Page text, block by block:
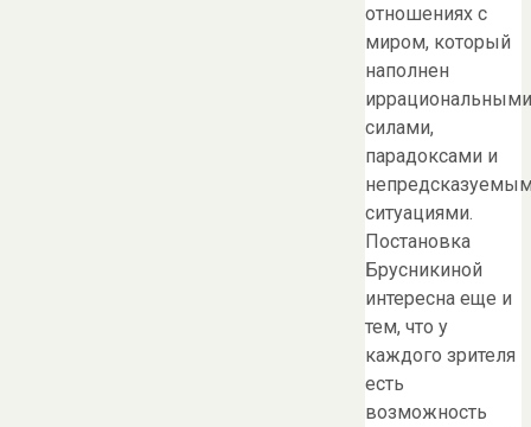
отношениях с
миром, который
наполнен
иррациональными
силами,
парадоксами и
ситуациями.
Постановка
Брусникиной
интересна еще и
тем, что у
каждого зрителя
есть
возможность